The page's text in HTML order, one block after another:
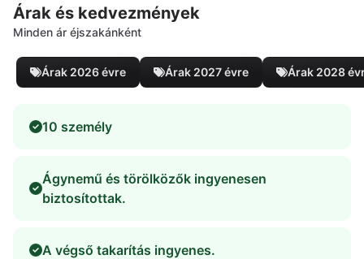
Árak és kedvezmények
Minden ár éjszakánként
Árak 2026 évre Árak 2027 évre Árak 2028
10 személy
Ágynemű és törölközők ingyenesen
biztosítottak.
A végső takarítás ingyenes.